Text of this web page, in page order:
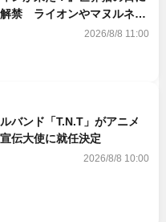
禁 ライオンやマヌルネコ
合
2026/8/8 11:00
バンド「T.N.T」がアニメ
伝大使に就任決定
2026/8/8 10:00